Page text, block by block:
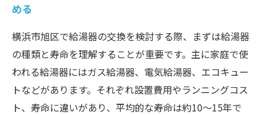
める
横浜市旭区で給湯器の交換を検討する際、まずは給湯器
の種類と寿命を理解することが重要です。主に家庭で使
われる給湯器にはガス給湯器、電気給湯器、エコキュー
トなどがあります。それぞれ設置費用やランニングコス
ト、寿命に違いがあり、平均的な寿命は約10〜15年で